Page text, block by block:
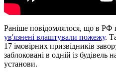
Раніше повідомлялося, що в РФ
ув'язнені влаштували пожежу.
17 імовірних призвідників
заблоковані в одній із будівель
установи.